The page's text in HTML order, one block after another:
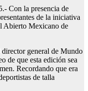
Con la presencia de
de la iniciativa
Abierto Mexicano de
general de Mundo
de que esta edición sea
Recordando que era
de talla